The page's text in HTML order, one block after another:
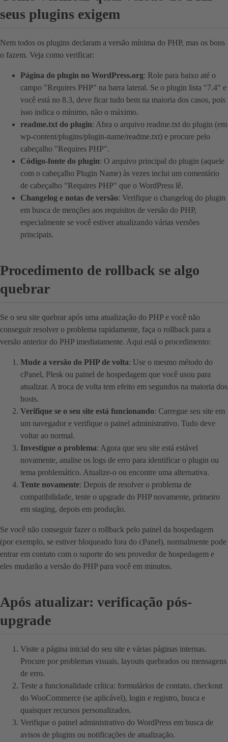
seus plugins exigem
Nem todos os plugins declaram a versão mínima do PHP, mas os bons
o fazem. Veja como verificar:
Página do plugin no WordPress.org: Role para baixo até o
campo "Requires PHP" na barra lateral. Se o plugin lista "7.4" e
você está no 8.3, deve ficar tudo bem na maioria dos casos, pois
isso indica o mínimo, não o máximo.
readme.txt do plugin: Abra o arquivo readme.txt do plugin (em
wp-content/plugins/plugin-name/readme.txt) e procure pelo
cabeçalho "Requires PHP".
Código-fonte do plugin: O arquivo principal do plugin (aquele
com o cabeçalho Plugin Name) às vezes inclui um comentário
de cabeçalho "Requires PHP" que o WordPress lê.
Changelog e notas de versão: Verifique o changelog do plugin
em busca de menções aos requisitos de versão do PHP,
especialmente se você estiver atualizando várias versões
principais.
Procedimento de rollback se algo
quebrar
Se o seu site quebrar após uma atualização do PHP e você não
conseguir resolver o problema rapidamente, faça o rollback para a
versão anterior do PHP imediatamente. Aqui está o procedimento:
Mude a versão do PHP de volta: Use o mesmo método do
cPanel, Plesk ou painel de hospedagem que você usou para
atualizar. A troca de volta tem efeito em segundos na maioria dos
hosts.
Verifique se o seu site está funcionando: Carregue seu site em
um navegador e verifique o painel administrativo. Tudo deve
voltar ao normal.
Investigue o problema: Agora que seu site está estável
novamente, analise os logs de erro para identificar o plugin ou
tema problemático. Atualize-o ou encontre uma alternativa.
Tente novamente: Depois de resolver o problema de
compatibilidade, tente o upgrade do PHP novamente, primeiro
em staging, depois em produção.
Se você não conseguir fazer o rollback pelo painel da hospedagem
(por exemplo, se estiver bloqueado fora do cPanel), normalmente pode
entrar em contato com o suporte do seu provedor de hospedagem e
eles mudarão a versão do PHP para você em minutos.
Após atualizar: verificação pós-
upgrade
Visite a página inicial do seu site e várias páginas internas.
Procure por problemas visuais, layouts quebrados ou mensagens
de erro.
Teste a funcionalidade crítica: formulários de contato, checkout
do WooCommerce (se aplicável), login e registro, busca e
quaisquer recursos personalizados.
Verifique o painel administrativo do WordPress em busca de
avisos de plugins ou notificações de atualização.